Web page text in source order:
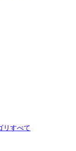
リすべて